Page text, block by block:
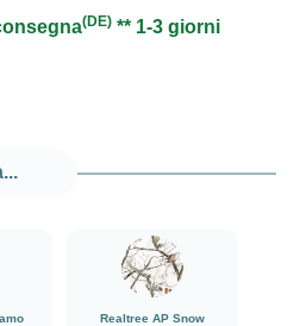
(DE) ** 1-3 giorni
Green Camo###LensCoat
Realtree AP Snow
###Realtree AP